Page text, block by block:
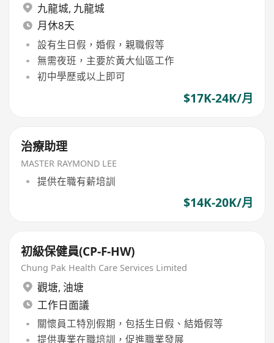
九龍城, 九龍城
月休8天
設有生日假，婚假，親職假等
無需夜班，主要於黃大仙區工作
初中學歷或以上即可
$17K-24K/月
治療助理
MASTER RAYMOND LEE
提供在職有薪培訓
$14K-20K/月
初級保健員(CP-F-HW)
Chung Pak Health Care Services Limited
觀塘, 油塘
工作日面議
關懷員工特別假期，包括生日假、結婚假等
提供專業在職培訓，促進職業發展